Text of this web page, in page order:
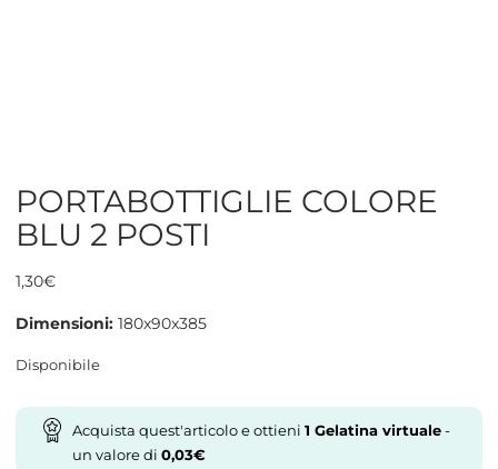
PORTABOTTIGLIE COLORE
BLU 2 POSTI
1,30€
Dimensioni:180x90x385
Disponibile
Acquista quest'articolo e ottieni 1 Gelatina virtuale-
un valore di 0,03€